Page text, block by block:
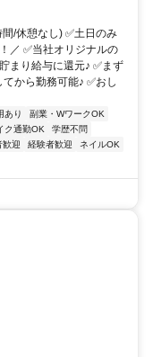
/休憩なし) ✅土日のみ
／ ✅当社オリジナルの
まり給与に還元♪ ✅まず
から勤務可能♪ ✅おし
あり
副業・WワークOK
ク通勤OK
学歴不問
歓迎 経験者歓迎
ネイルOK